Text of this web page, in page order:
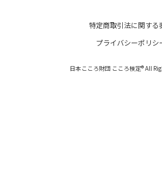
特定商取引法に関する
プライバシーポリシ
日本こころ財団 こころ検定® All